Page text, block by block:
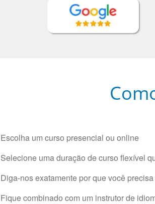
Escolha um curso presencial ou online
Selecione uma duração de curso flexível
Diga-nos exatamente por que você
Fique combinado com um instrutor de